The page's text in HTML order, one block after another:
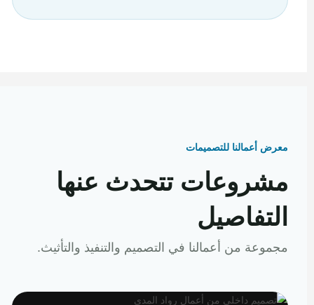
معرض أعمالنا للتصميمات
مشروعات تتحدث عنها
التفاصيل
مجموعة من أعمالنا في التصميم والتنفيذ والتأثيث.